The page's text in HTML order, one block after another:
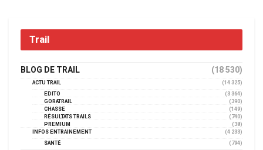
Trail
BLOG DE TRAIL (18 530)
ACTU TRAIL
(14 325)
EDITO
(3 364)
GORATRAIL
(390)
CHASSE
(149)
RÉSULTATS TRAILS
(740)
PREMIUM
(38)
INFOS ENTRAINEMENT
(4 233)
SANTÉ
(794)